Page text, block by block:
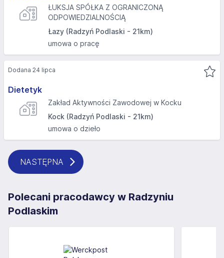
ŁUKSJA SPÓŁKA Z OGRANICZONĄ
ODPOWIEDZIALNOŚCIĄ
Łazy (Radzyń Podlaski - 21km)
umowa o pracę
Dietetyk
Zakład Aktywności Zawodowej w Kocku
Kock (Radzyń Podlaski - 21km)
umowa o dzieło
Dodana 24 lipca
NASTĘPNA
Polecani pracodawcy w Radzyniu
Podlaskim